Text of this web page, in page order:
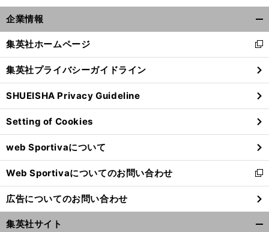
企業情報
閉
る
集英社ホームページ
新
し
い
ウ
ィ
ン
ド
ウ
で
開
く
集英社プライバシーガイドライン
SHUEISHA Privacy Guideline
Setting of Cookies
web Sportivaについて
Web Sportivaについてのお問い合わせ
新
し
い
ウ
ィ
広告についてのお問い合わせ
集英社サイト